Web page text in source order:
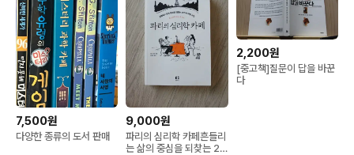
7,500원
다양한 종류의 도서 판매
9,000원
파리의 심리학 카페흔들리
는 삶의 중심을 되찾는 29
2,200원
[중고책]질문이 답을 바꾼
다